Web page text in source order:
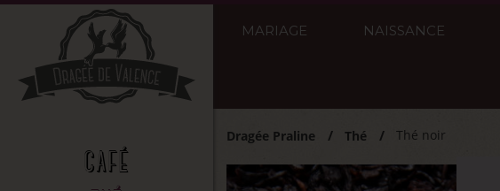
CAFÉ
MARIAGE NAISSANCE
Dragée Praline Thé Thé noir